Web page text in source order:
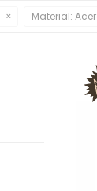
Material: